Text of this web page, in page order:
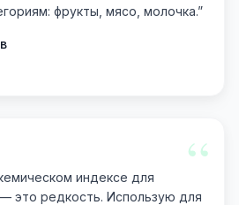
фрукты, мясо, молочка.”
“
индексе для
это редкость. Использую для